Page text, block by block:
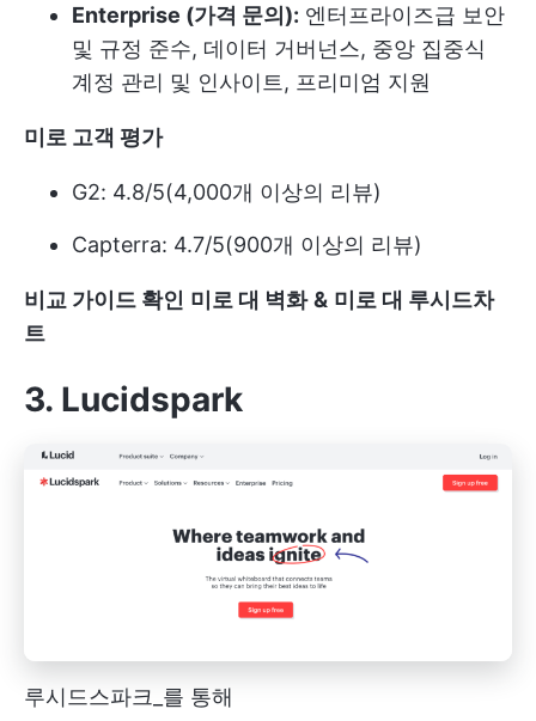
Enterprise (가격 문의): 엔터프라이즈급 보안
및 규정 준수, 데이터 거버넌스, 중앙 집중식
계정 관리 및 인사이트, 프리미엄 지원
미로 고객 평가
G2: 4.8/5(4,000개 이상의 리뷰)
Capterra: 4.7/5(900개 이상의 리뷰)
비교 가이드 확인 미로 대 벽화 & 미로 대 루시드차
트
3. Lucidspark
루시드스파크_를 통해